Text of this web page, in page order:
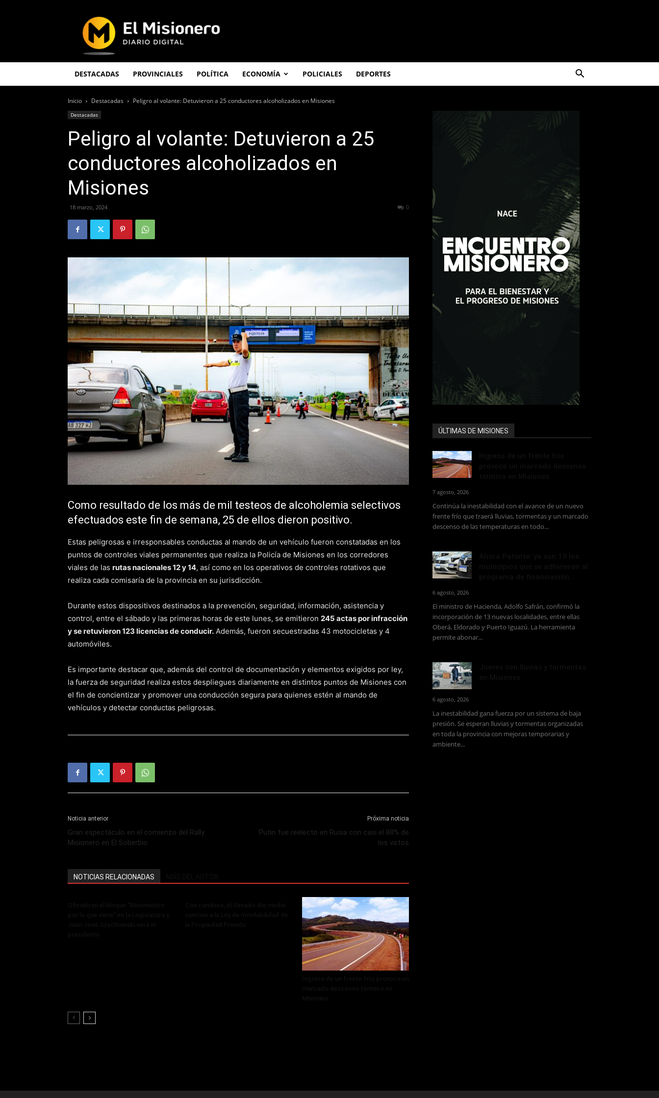
Misionero
DESTACADAS PROVINCIALES POLÍTICA ECONOMÍA POLICIALES DEPORTES
Inicio Destacadas Peligro al volante: Detuvieron a 25 conductores alcoholizados en Misiones
Destacadas
Peligro al volante: Detuvieron a 25
conductores alcoholizados en
Misiones
18 marzo, 2024 0
Como resultado de los más de mil testeos de alcoholemia selectivos
efectuados este fin de semana, 25 de ellos dieron positivo.
Estas peligrosas e irresponsables conductas al mando de un vehículo fueron constatadas en los
puntos de controles viales permanentes que realiza la Policía de Misiones en los corredores
viales de las rutas nacionales 12 y 14, así como en los operativos de controles rotativos que
realiza cada comisaría de la provincia en su jurisdicción.
Durante estos dispositivos destinados a la prevención, seguridad, información, asistencia y
control, entre el sábado y las primeras horas de este lunes, se emitieron 245 actas por infracción
y se retuvieron 123 licencias de conducir. Además, fueron secuestradas 43 motocicletas y 4
automóviles.
Es importante destacar que, además del control de documentación y elementos exigidos por ley,
la fuerza de seguridad realiza estos despliegues diariamente en distintos puntos de Misiones con
el fin de concientizar y promover una conducción segura para quienes estén al mando de
vehículos y detectar conductas peligrosas.
Noticia anterior
Gran espectáculo en el comienzo del Rally
Misionero en El Soberbio
Próxima noticia
Putin fue reelecto en Rusia con casi el 88% de
los votos
NOTICIAS RELACIONADAS
ÚLTIMAS DE MISIONES
7 agosto, 2026
Continúa la inestabilidad con el avance de un nuevo
frente frío que traerá lluvias, tormentas y un marcado
descenso de las temperaturas en todo...
6 agosto, 2026
El ministro de Hacienda, Adolfo Safrán, confirmó la
incorporación de 13 nuevas localidades, entre ellas
Oberá, Eldorado y Puerto Iguazú. La herramienta
permite abonar...
6 agosto, 2026
La inestabilidad gana fuerza por un sistema de baja
presión. Se esperan lluvias y tormentas organizadas
en toda la provincia con mejoras temporarias y
ambiente...